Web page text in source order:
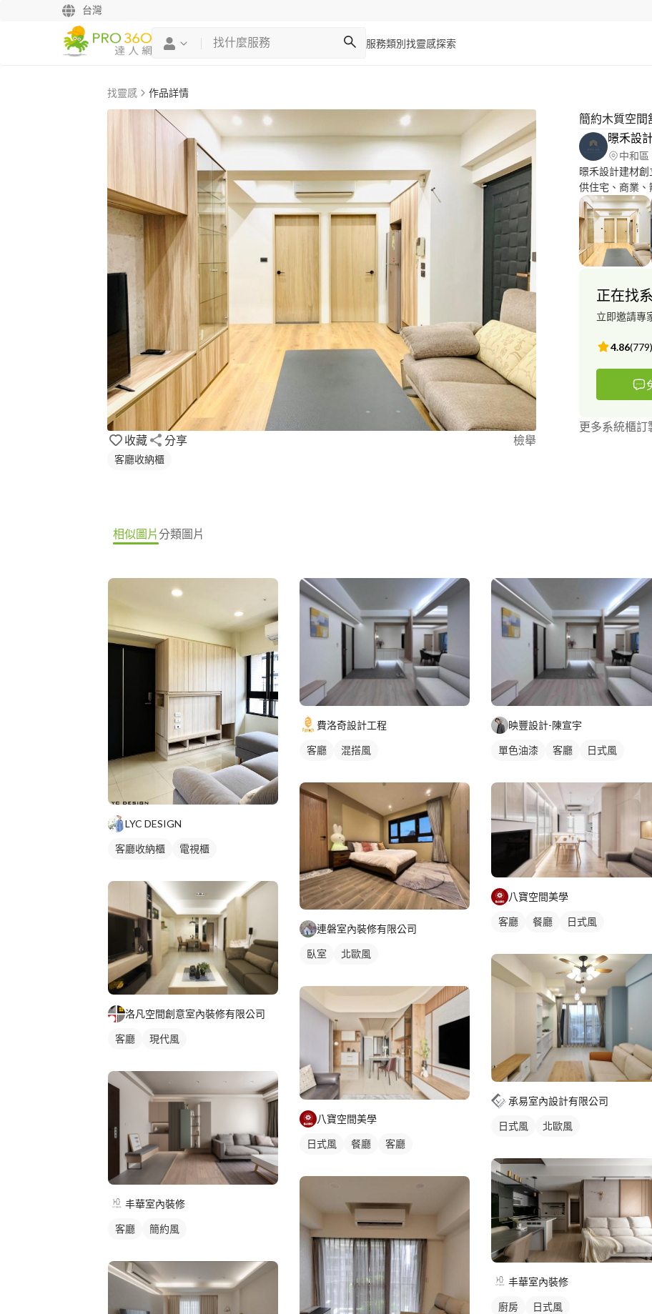
台灣
服務類別 找靈感探索
找靈感 作品詳情
收藏 分享 檢舉
客廳收納櫃
簡約木質空間
暻禾設
中和區
暻禾設計建材
供住宅、商業、
應該是一種美學
伸至活動與居住
待，還是面對生
基地的分析；包
造型分割的比例
貼的服務，做一個
級-建築物室內裝修工程管理 服務
浴室 規劃設計
各項水電弱電
正在找
立即邀請專
4.86(779)
更多系統櫃訂
相似圖片分類圖片
LYC DESIGN
客廳收納櫃 電視櫃
洛凡空間創意室內裝修有限公司
客廳 現代風
丰華室內裝修
客廳 簡約風
費洛奇設計工程
客廳 混搭風
連磐室內裝修有限公司
臥室 北歐風
八寶空間美學
日式風 餐廳 客廳
映豐設計-陳宣宇
單色油漆 客廳 日式風
八寶空間美學
客廳 餐廳 日式風
承易室內設計有限公司
日式風 北歐風
丰華室內裝修
廚房 日式風